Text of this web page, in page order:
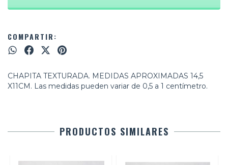
COMPARTIR:
CHAPITA TEXTURADA. MEDIDAS APROXIMADAS 14,5
X11CM. Las medidas pueden variar de 0,5 a 1 centímetro.
PRODUCTOS SIMILARES